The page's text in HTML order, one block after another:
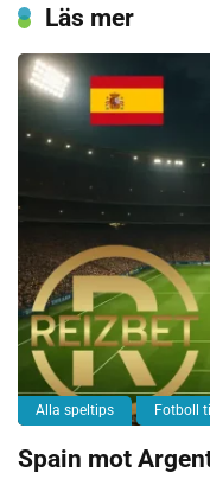
Läs mer
Alla speltips Fotboll
Spain mot